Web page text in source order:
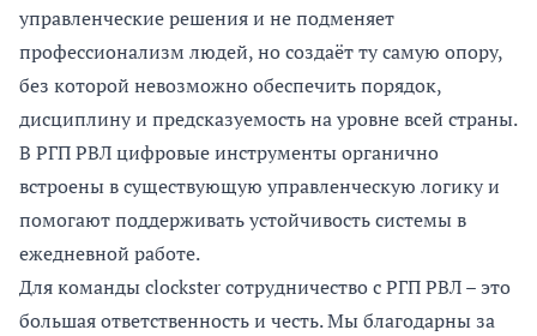
управленческие решения и не подменяет
профессионализм людей, но создаёт ту самую опору,
без которой невозможно обеспечить порядок,
дисциплину и предсказуемость на уровне всей страны.
В РГП РВЛ цифровые инструменты органично
встроены в существующую управленческую логику и
помогают поддерживать устойчивость системы в
ежедневной работе.
Для команды clockster сотрудничество с РГП РВЛ – это
большая ответственность и честь. Мы благодарны за